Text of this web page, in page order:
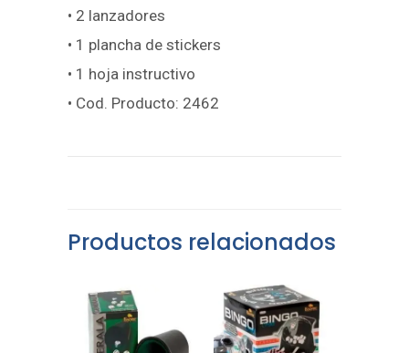
• 2 lanzadores
• 1 plancha de stickers
• 1 hoja instructivo
• Cod. Producto: 2462
Productos relacionados